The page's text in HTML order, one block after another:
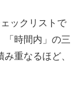
ックリストで
「時間内」の三
重なるほど、